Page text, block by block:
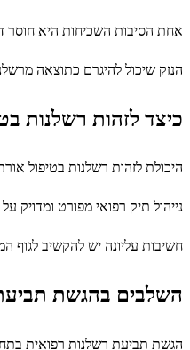
אחת הסיבות השכיחות היא חוסר
הנזק שיכול להיגרם כתוצאה
כיצד לזהות רשלנות
היכולת לזהות רשלנות בטיפול
נייהול תיק רפואי מפורט ומדויק
חשיבות עליונה יש להקשיב לגוף
השלבים בהגשת
הגשת תביעת רשלנות רפואית